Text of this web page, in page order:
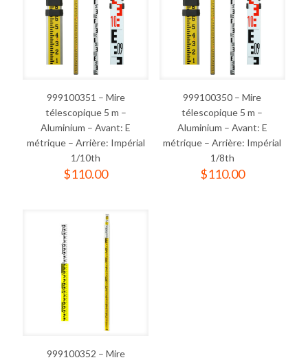
999100351 – Mire
télescopique 5 m –
Aluminium – Avant: E
métrique – Arrière: Impérial
1/10th
$110.00
999100350 – Mire
télescopique 5 m –
Aluminium – Avant: E
métrique – Arrière: Impérial
1/8th
$110.00
999100352 – Mire